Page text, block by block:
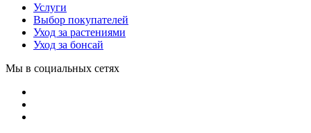
Услуги
Выбор покупателей
Уход за растениями
Уход за бонсай
Мы в социальных сетях